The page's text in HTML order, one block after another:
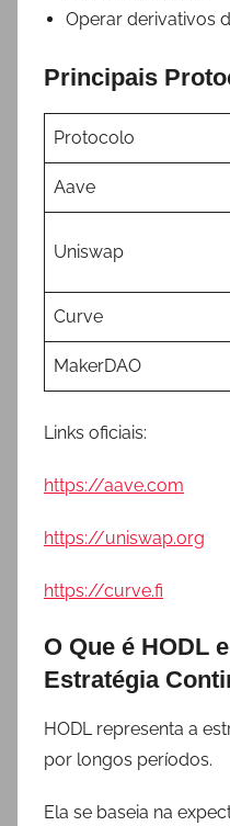
Operar derivativos
Principais
Protocolo
Aave
Uniswap
Curve
MakerDAO
Links oficiais:
https://aave.com
https://uniswap.org
https://curve.fi
O Que é HODL
Estratégia
HODL representa a
por longos períodos.
Ela se baseia na